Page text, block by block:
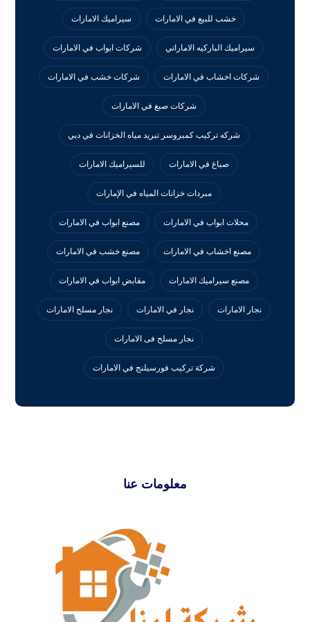
خشب للبيع في الامارات سيراميك الامارات
سيراميك الباركيه الاماراتي شركات ابواب في الامارات
شركات اخشاب في الامارات شركات خشب في الامارات
شركات صبغ في الامارات
شركه تركيب كمبروسر تبريد مياه الخزانات في دبي
صباغ في الامارات للسيراميك الامارات
مبردات خزانات المياه في الإمارات
محلات ابواب في الامارات مصنع ابواب في الامارات
مصنع اخشاب في الامارات مصنع خشب في الامارات
مصنع سيراميك الامارات مقابض ابواب في الامارات
نجار الامارات نجار في الامارات نجار مسلح الامارات
نجار مسلح فى الامارات
‏شركة تركيب فورسيلنج في الامارات
معلومات عنا